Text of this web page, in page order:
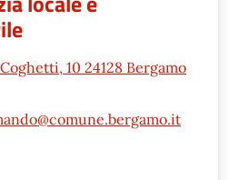
10 24128 Bergamo